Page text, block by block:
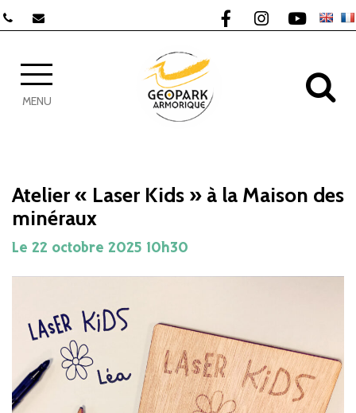
Lien vers le compte
Lien vers le
Lien vers
MENU
Atelier « Laser Kids » à la Maison des
minéraux
Le 22 octobre 2025 10h30